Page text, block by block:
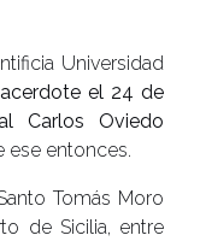
Universidad
el 24 de
Carlos Oviedo
ese entonces.
Tomás Moro
de Sicilia, entre